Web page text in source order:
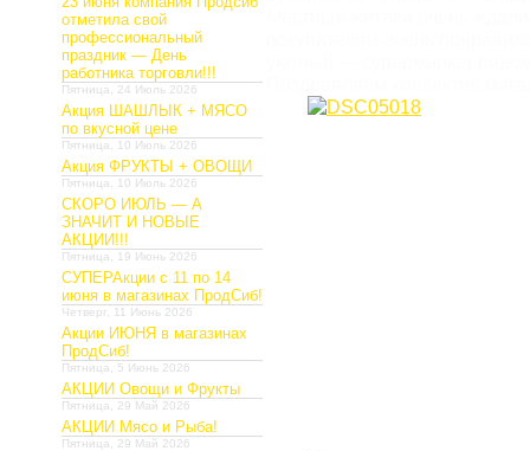
отметила свой
профессиональный
праздник — День
работника торговли!!!
Пятница, 24 Июль 2026
Акция ШАШЛЫК + МЯСО
по вкусной цене
Пятница, 10 Июль 2026
Акция ФРУКТЫ + ОВОЩИ
Пятница, 10 Июль 2026
СКОРО ИЮЛЬ — А
ЗНАЧИТ И НОВЫЕ
АКЦИИ!!!
Пятница, 19 Июнь 2026
СУПЕРАкции с 11 по 14
июня в магазинах ПродСиб!
Четверг, 11 Июнь 2026
Акции ИЮНЯ в магазинах
ПродСиб!
Пятница, 5 Июнь 2026
АКЦИИ Овощи и Фрукты
Пятница, 29 Май 2026
АКЦИИ Мясо и Рыба!
Пятница, 29 Май 2026